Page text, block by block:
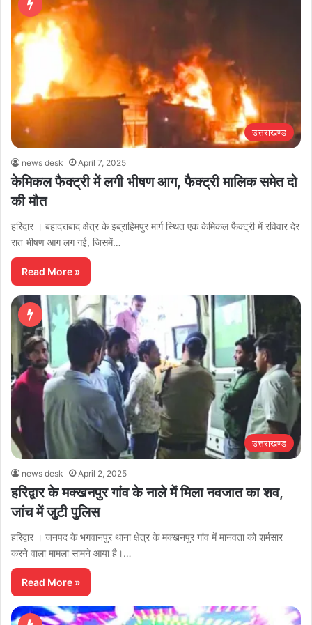
उत्तराखण्ड
news desk April 7, 2025
केमिकल फैक्ट्री में लगी भीषण आग, फैक्ट्री मालिक समेत दो
की मौत
हरिद्वार । बहादराबाद क्षेत्र के इब्राहिमपुर मार्ग स्थित एक केमिकल फैक्ट्री में रविवार देर
रात भीषण आग लग गई, जिसमें…
Read More »
उत्तराखण्ड
news desk April 2, 2025
हरिद्वार के मक्खनपुर गांव के नाले में मिला नवजात का शव,
जांच में जुटी पुलिस
हरिद्वार । जनपद के भगवानपुर थाना क्षेत्र के मक्खनपुर गांव में मानवता को शर्मसार
करने वाला मामला सामने आया है।…
Read More »